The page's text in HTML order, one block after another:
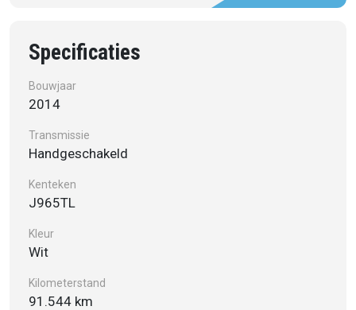
Specificaties
Bouwjaar
2014
Transmissie
Handgeschakeld
Kenteken
J965TL
Kleur
Wit
Kilometerstand
91.544 km